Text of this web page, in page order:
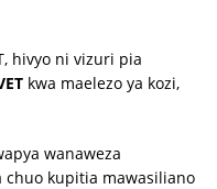
hivyo ni vizuri pia
kwa maelezo ya kozi,
wanaweza
chuo kupitia mawasiliano